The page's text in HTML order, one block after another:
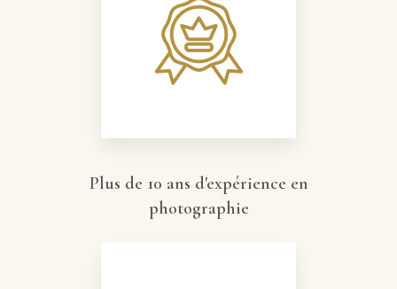
Plus de 10 ans d'expérience en
photographie